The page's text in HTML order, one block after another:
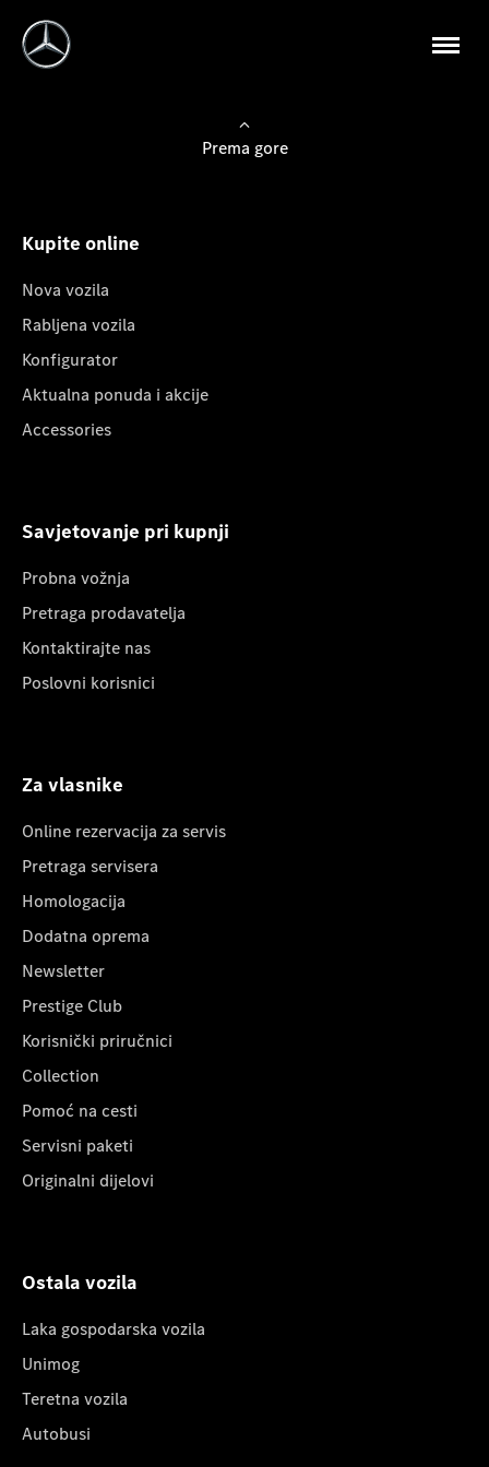
Prema gore
Kupite online
Nova vozila
Rabljena vozila
Konfigurator
Aktualna ponuda i akcije
Accessories
Savjetovanje pri kupnji
Probna vožnja
Pretraga prodavatelja
Kontaktirajte nas
Poslovni korisnici
Za vlasnike
Online rezervacija za servis
Pretraga servisera
Homologacija
Dodatna oprema
Newsletter
Prestige Club
Korisnički priručnici
Collection
Pomoć na cesti
Servisni paketi
Originalni dijelovi
Ostala vozila
Laka gospodarska vozila
Unimog
Teretna vozila
Autobusi